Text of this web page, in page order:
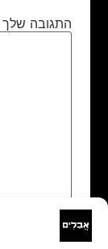
התגובה שלך
שם